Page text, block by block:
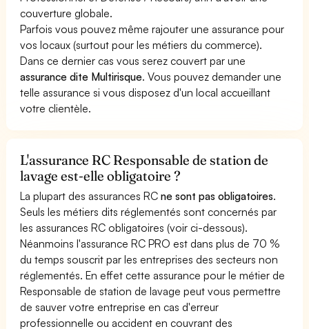
couverture globale.
Parfois vous pouvez même rajouter une assurance pour
vos locaux (surtout pour les métiers du commerce).
Dans ce dernier cas vous serez couvert par une
assurance dite Multirisque. Vous pouvez demander une
telle assurance si vous disposez d'un local accueillant
votre clientèle.
L'assurance RC Responsable de station de
lavage est-elle obligatoire ?
La plupart des assurances RCne sont pas obligatoires.
Seuls les métiers dits réglementés sont concernés par
les assurances RC obligatoires (voir ci-dessous).
Néanmoins l'assurance RC PRO est dans plus de 70 %
du temps souscrit par les entreprises des secteurs non
réglementés. En effet cette assurance pour le métier de
Responsable de station de lavage peut vous permettre
de sauver votre entreprise en cas d'erreur
professionnelle ou accident en couvrant des